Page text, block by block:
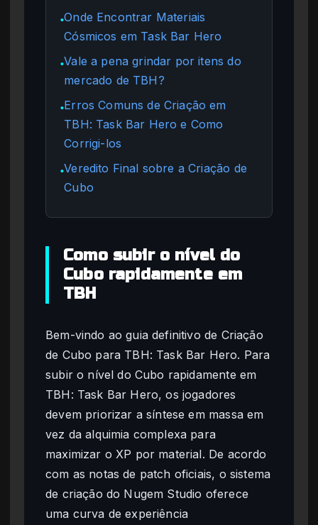
●Onde Encontrar Materiais
Cósmicos em Task Bar Hero
●Vale a pena grindar por itens do
mercado de TBH?
●Erros Comuns de Criação em
TBH: Task Bar Hero e Como
Corrigi-los
●Veredito Final sobre a Criação de
Cubo
Como subir o nível do
Cubo rapidamente em
TBH
Bem-vindo ao guia definitivo de Criação
de Cubo para TBH: Task Bar Hero. Para
subir o nível do Cubo rapidamente em
TBH: Task Bar Hero, os jogadores
devem priorizar a síntese em massa em
vez da alquimia complexa para
maximizar o XP por material. De acordo
com as notas de patch oficiais, o sistema
de criação do Nugem Studio oferece
uma curva de experiência